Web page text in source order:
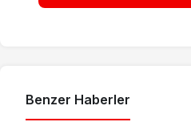
Benzer Haberler